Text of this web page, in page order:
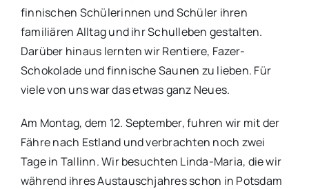
finnischen Schülerinnen und Schüler ihren
familiären Alltag und ihr Schulleben gestalten.
Darüber hinaus lernten wir Rentiere, Fazer-
Schokolade und finnische Saunen zu lieben. Für
viele von uns war das etwas ganz Neues.
Am Montag, dem 12. September, fuhren wir mit der
Fähre nach Estland und verbrachten noch zwei
Tage in Tallinn. Wir besuchten Linda-Maria, die wir
während ihres Austauschjahres schon in Potsdam